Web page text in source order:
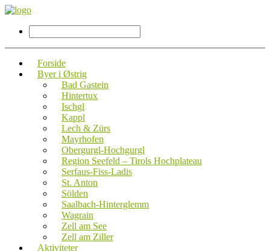
Forside
Byer i Østrig
Bad Gastein
Hintertux
Ischgl
Kappl
Lech & Zürs
Mayrhofen
Obergurgl-Hochgurgl
Region Seefeld – Tirols Hochplateau
Serfaus-Fiss-Ladis
St. Anton
Sölden
Saalbach-Hinterglemm
Wagrain
Zell am See
Zell am Ziller
Aktiviteter